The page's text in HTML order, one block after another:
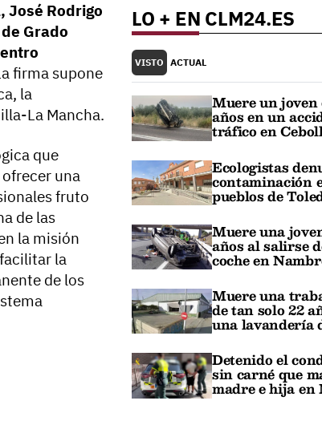
José Rodrigo
Grado
firma supone
la
La Mancha.
que
una
fruto
de las
la misión
la
de los
LO + EN CLM24.ES
VISTO ACTUAL
Muere un joven
años en un
tráfico en
Ecologistas
contaminación
pueblos de
Muere una
años al salirse
coche en
Muere una
de tan solo 22
una lavandería
Detenido el
sin carné que
madre e hija en